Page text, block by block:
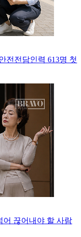
전전담인력 613명 첫
어 끊어내야 할 사람